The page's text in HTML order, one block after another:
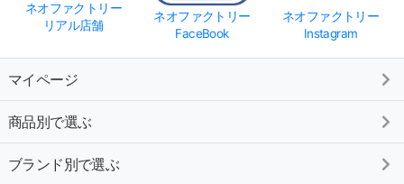
ネオファクトリー
リアル店舗
ネオファクトリー
FaceBook
ネオファクトリー
Instagram
マイページ
商品別で選ぶ
ブランド別で選ぶ